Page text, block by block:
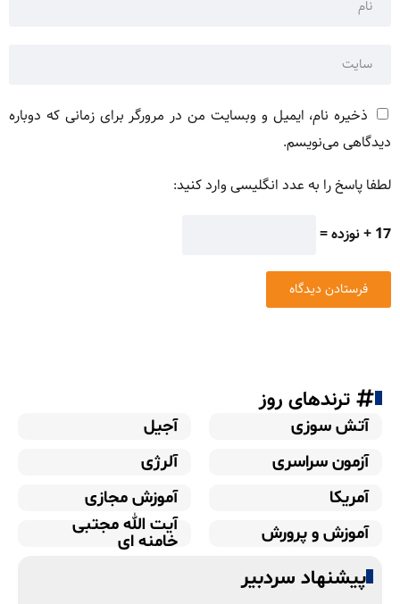
ذخیره نام، ایمیل و وبسایت من در مرورگر برای زمانی که دوباره
دیدگاهی می‌نویسم.
لطفا پاسخ را به عدد انگلیسی وارد کنید:
17 + نوزده =
ترندهای روز
آتش سوزی
آجیل
آزمون سراسری
آلرژی
آمریکا
آموزش مجازی
آموزش و پرورش
آیت الله مجتبی
خامنه ای
پیشنهاد سردبیر